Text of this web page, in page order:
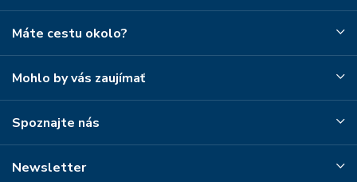
Máte cestu okolo?
Mohlo by vás zaujímať
Spoznajte nás
Newsletter